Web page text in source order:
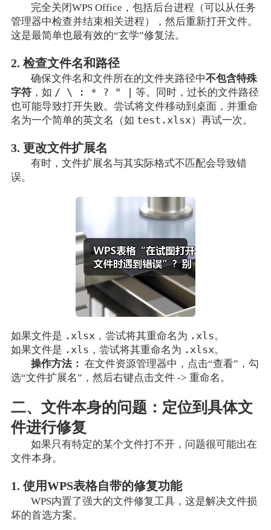
完全关闭WPS Office，包括后台进程（可以从任务
管理器中检查并结束相关进程），然后重新打开文件。
这是最简单也最有效的“玄学”修复法。
2. 检查文件名和路径
确保文件名和文件所在的文件夹路径中不包含特殊
字符，如 / \ : * ? " |
等。同时，过长的文件路径
也可能导致打开失败。尝试将文件移动到桌面，并重命
名为一个简单的英文名（如 test.xlsx）再试一次。
3. 更改文件扩展名
有时，文件扩展名与其实际格式不匹配会导致错
误。
如果文件是 .xlsx，尝试将其重命名为 .xls。
如果文件是 .xls ，尝试将其重命名为 .xlsx。
操作方法： 在文件资源管理器中，点击“查看”，勾
选“文件扩展名”，然后右键点击文件 -> 重命名。
二、文件本身的问题：定位到具体文
件进行修复
如果只有特定的某个文件打不开，问题很可能出在
文件本身。
1. 使用WPS表格自带的修复功能
WPS内置了强大的文件修复工具，这是解决文件损
坏的首选方案。